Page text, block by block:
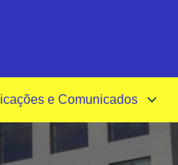
e Comunicados